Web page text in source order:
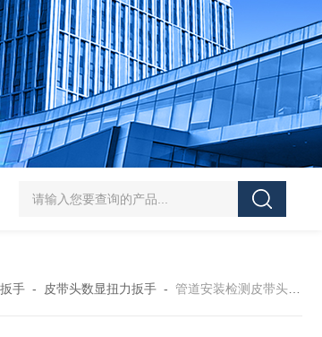
扭矩扳手检定仪 机械扳手校准仪 JDSF100KN电子式拉
手- 皮带头数显扭力扳手- 管道安装检测皮带头数显扭力扳手高精度可换